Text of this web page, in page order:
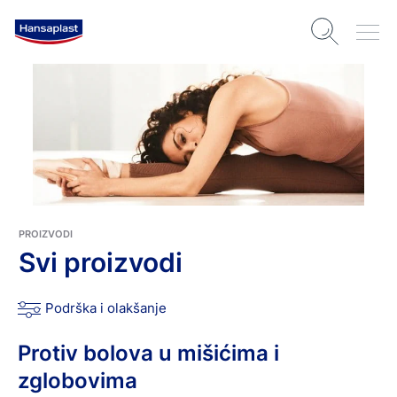
PROIZVODI
Svi proizvodi
Podrška i olakšanje
Protiv bolova u mišićima i
zglobovima